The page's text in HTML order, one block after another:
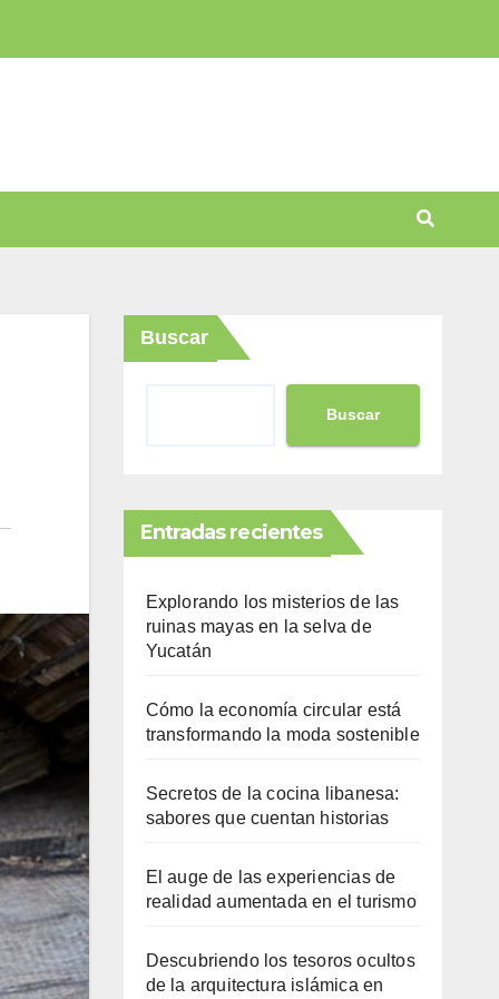
Buscar
Buscar
Entradas recientes
Explorando los misterios de las
ruinas mayas en la selva de
Yucatán
Cómo la economía circular está
transformando la moda sostenible
Secretos de la cocina libanesa:
sabores que cuentan historias
El auge de las experiencias de
realidad aumentada en el turismo
Descubriendo los tesoros ocultos
de la arquitectura islámica en